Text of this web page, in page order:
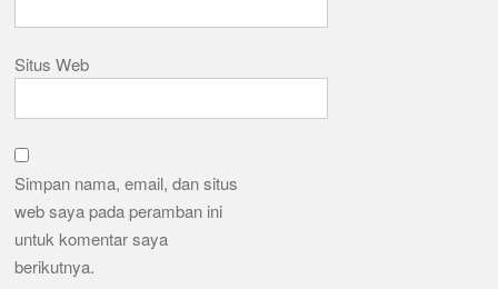
Situs Web
Simpan nama, email, dan situs
web saya pada peramban ini
untuk komentar saya
berikutnya.